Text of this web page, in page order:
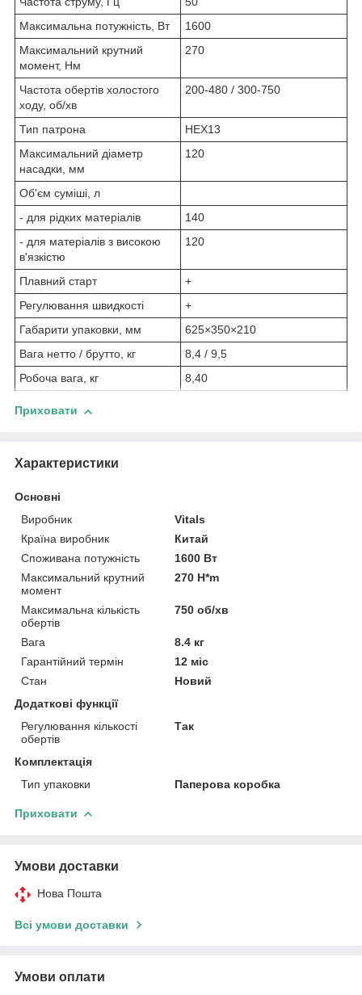
Максимальна потужність, Вт
1600
Максимальний крутний
момент, Нм
270
Частота обертів холостого
ходу, об/хв
200-480 / 300-750
Тип патрона
HEX13
Максимальний діаметр
насадки, мм
120
Об'єм суміші, л
- для рідких матеріалів
140
- для матеріалів з високою
в'язкістю
120
Плавний старт
+
Регулювання швидкості
+
Габарити упаковки, мм
625×350×210
Вага нетто / брутто, кг
8,4 / 9,5
Робоча вага, кг
8,40
Приховати
Характеристики
Основні
Виробник
Vitals
Країна виробник
Китай
Споживана потужність
1600 Вт
Максимальний крутний
момент
270 H*m
Максимальна кількість
обертів
750 об/хв
Вага
8.4 кг
Гарантійний термін
12 міс
Стан
Новий
Додаткові функції
Регулювання кількості
обертів
Так
Комплектація
Тип упаковки
Паперова коробка
Приховати
Умови доставки
Нова Пошта
Всі умови доставки
Умови оплати